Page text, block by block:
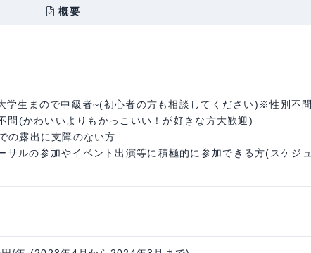
概要
学生まので中級者~(初心者の方も相談してください)※性別不問
問(かわいいよりもかっこいい！が好きな方大歓迎)
の露出に支障のない方
サルの参加やイベント出演等に積極的に参加できる方(スケジュ